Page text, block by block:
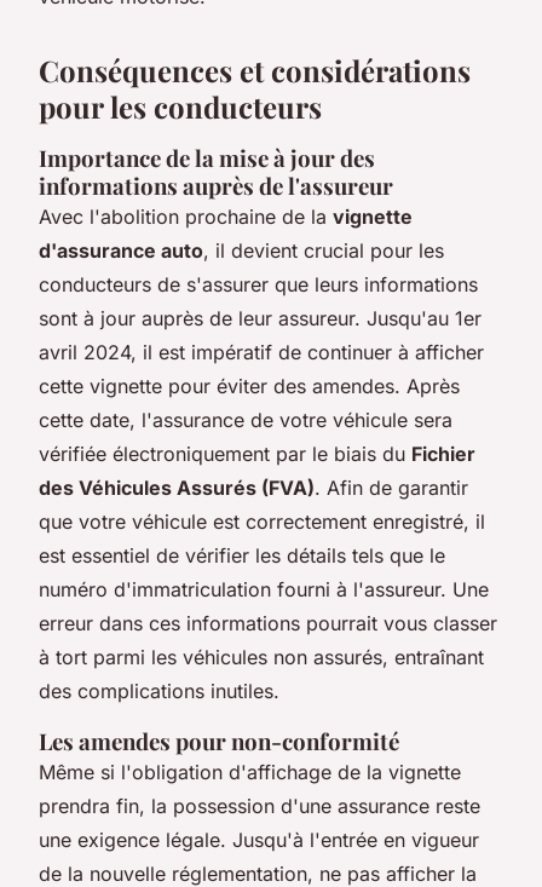
Conséquences et considérations
pour les conducteurs
Importance de la mise à jour des
informations auprès de l'assureur
Avec l'abolition prochaine de la vignette
d'assurance auto, il devient crucial pour les
conducteurs de s'assurer que leurs informations
sont à jour auprès de leur assureur. Jusqu'au 1er
avril 2024, il est impératif de continuer à afficher
cette vignette pour éviter des amendes. Après
cette date, l'assurance de votre véhicule sera
vérifiée électroniquement par le biais du Fichier
des Véhicules Assurés (FVA). Afin de garantir
que votre véhicule est correctement enregistré, il
est essentiel de vérifier les détails tels que le
numéro d'immatriculation fourni à l'assureur. Une
erreur dans ces informations pourrait vous classer
à tort parmi les véhicules non assurés, entraînant
des complications inutiles.
Les amendes pour non-conformité
Même si l'obligation d'affichage de la vignette
prendra fin, la possession d'une assurance reste
une exigence légale. Jusqu'à l'entrée en vigueur
de la nouvelle réglementation, ne pas afficher la